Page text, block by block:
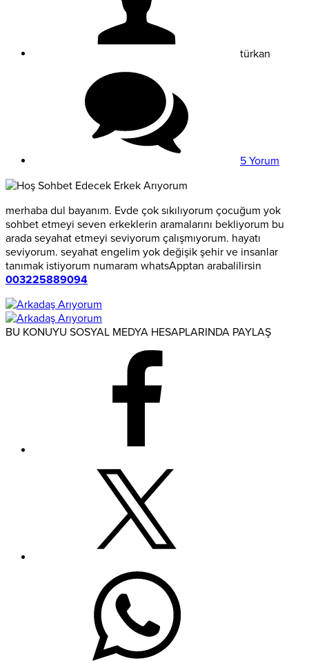
türkan
5 Yorum
merhaba dul bayanım. Evde çok sıkılıyorum çocuğum yok
sohbet etmeyi seven erkeklerin aramalarını bekliyorum bu
arada seyahat etmeyi seviyorum çalışmıyorum. hayatı
seviyorum. seyahat engelim yok değişik şehir ve insanlar
tanımak istiyorum numaram whatsApptan arabalilirsin
003225889094
BU KONUYU SOSYAL MEDYA HESAPLARINDA PAYLAŞ